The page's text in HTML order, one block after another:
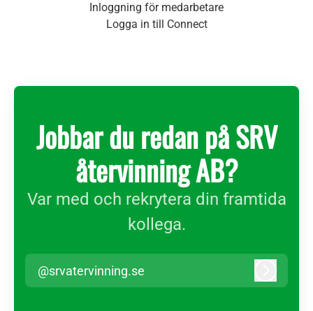
Inloggning för medarbetare
Logga in till Connect
Jobbar du redan på SRV
återvinning AB?
Var med och rekrytera din framtida
kollega.
@srvatervinning.se